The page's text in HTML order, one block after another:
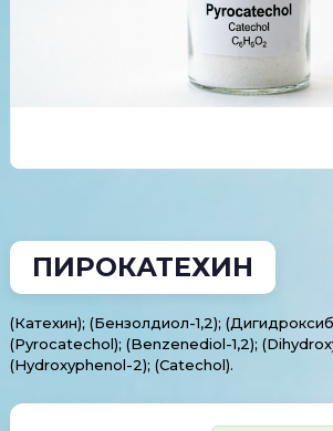
ПИРОКАТЕХИН
(Катехин); (Бензолдиол-1,2);
(Pyrocatechol); (Benzenediol-1,2);
(Hydroxyphenol-2); (Catechol).